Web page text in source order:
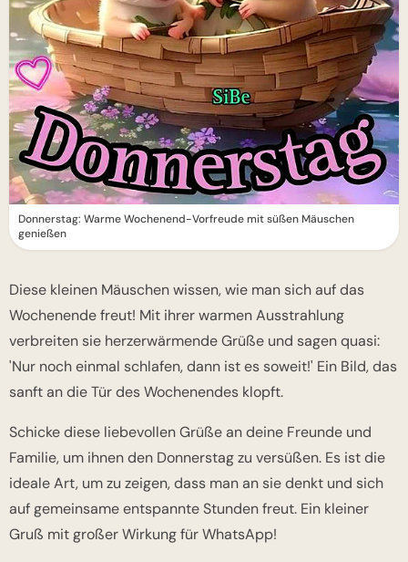
Donnerstag: Warme Wochenend-Vorfreude mit süßen Mäuschen
genießen
Diese kleinen Mäuschen wissen, wie man sich auf das
Wochenende freut! Mit ihrer warmen Ausstrahlung
verbreiten sie herzerwärmende Grüße und sagen quasi:
'Nur noch einmal schlafen, dann ist es soweit!' Ein Bild, das
sanft an die Tür des Wochenendes klopft.
Schicke diese liebevollen Grüße an deine Freunde und
Familie, um ihnen den Donnerstag zu versüßen. Es ist die
ideale Art, um zu zeigen, dass man an sie denkt und sich
auf gemeinsame entspannte Stunden freut. Ein kleiner
Gruß mit großer Wirkung für WhatsApp!